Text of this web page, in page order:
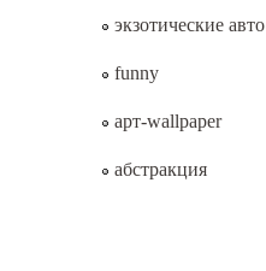
экзотические авто
funny
арт-wallpaper
абстракция